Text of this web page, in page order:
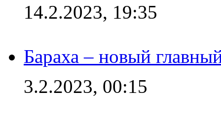
14.2.2023, 19:35
Бараха – новый
3.2.2023, 00:15